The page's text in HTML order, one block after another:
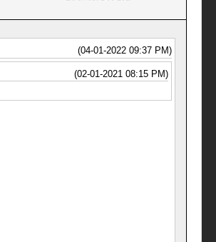
(04-01-2022 09:37 PM)
(02-01-2021 08:15 PM)